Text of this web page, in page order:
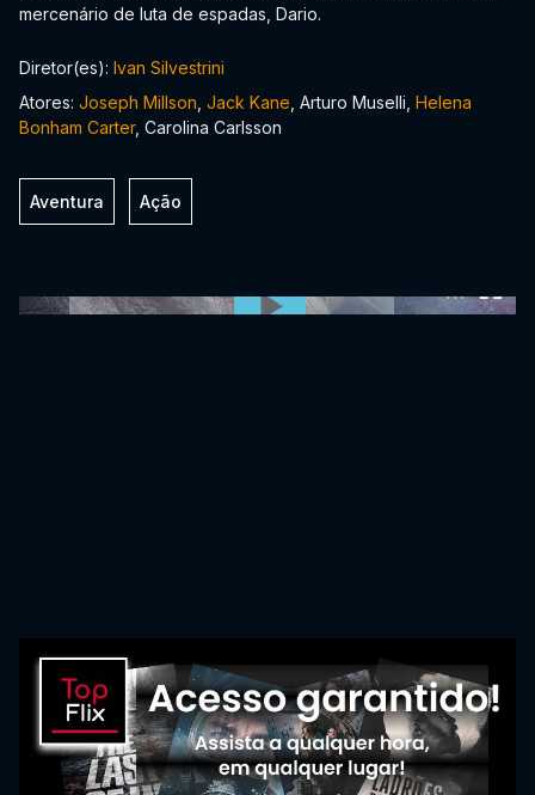
mercenário de luta de espadas, Dario.
Diretor(es): Ivan Silvestrini
Atores: Joseph Millson Jack Kane , Arturo Muselli, Helena
Bonham Carter, Carolina Carlsson
Aventura Ação